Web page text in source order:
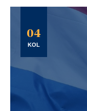
04
KOL